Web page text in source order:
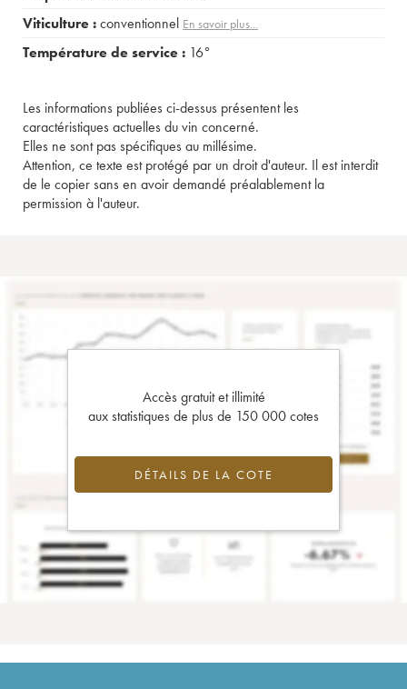
Viticulture :conventionnel En savoir plus...
Température de service : 16°
Les informations publiées ci-dessus présentent les
caractéristiques actuelles du vin concerné.
Elles ne sont pas spécifiques au millésime.
Attention, ce texte est protégé par un droit d'auteur. Il est interdit
de le copier sans en avoir demandé préalablement la
permission à l'auteur.
Accès gratuit et illimité
aux statistiques de plus de 150 000 cotes
DÉTAILS DE LA COTE